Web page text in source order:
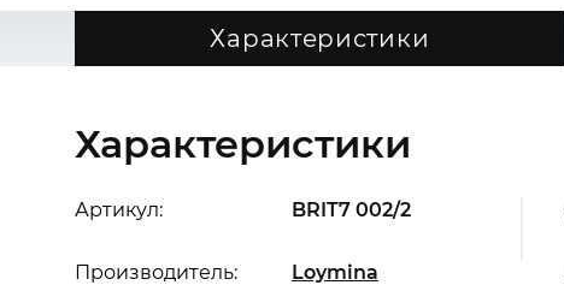
Характеристики
Характеристики
Артикул: BRIT7 002/2
Производитель: Loymina